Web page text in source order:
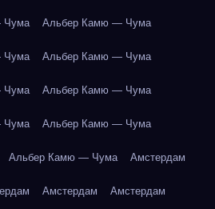
Чума Альбер Камю — Чума
Чума Альбер Камю — Чума
Чума Альбер Камю — Чума
Чума Альбер Камю — Чума
Альбер Камю — Чума Амстердам
Амстердам Амстердам